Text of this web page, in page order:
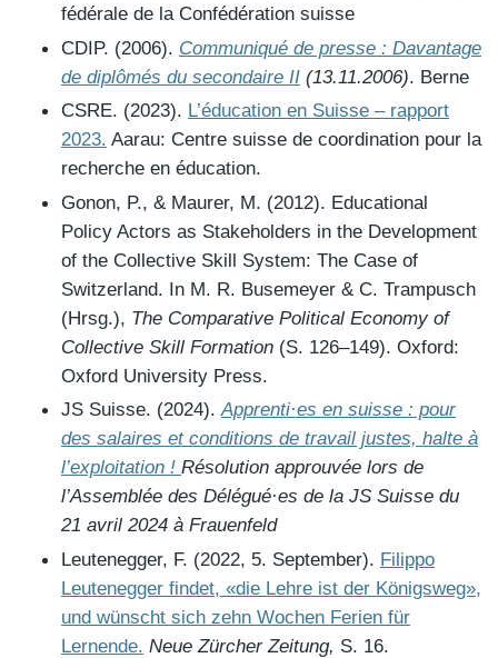
fédérale de la Confédération suisse
CDIP. (2006). Communiqué de presse : Davantage
de diplômés du secondaire II (13.11.2006). Berne
CSRE. (2023). L’éducation en Suisse – rapport
2023. Aarau: Centre suisse de coordination pour la
recherche en éducation.
Gonon, P., & Maurer, M. (2012). Educational
Policy Actors as Stakeholders in the Development
of the Collective Skill System: The Case of
Switzerland. In M. R. Busemeyer & C. Trampusch
(Hrsg.), The Comparative Political Economy of
Collective Skill Formation (S. 126–149). Oxford:
Oxford University Press.
JS Suisse. (2024).Apprenti·es en suisse : pour
des salaires et conditions de travail justes, halte à
l’exploitation ! Résolution approuvée lors de
l’Assemblée des Délégué·es de la JS Suisse du
21 avril 2024 à Frauenfeld
Leutenegger, F. (2022, 5. September). Filippo
Leutenegger findet, «die Lehre ist der Königsweg»,
und wünscht sich zehn Wochen Ferien für
Lernende. Neue Zürcher Zeitung, S. 16.